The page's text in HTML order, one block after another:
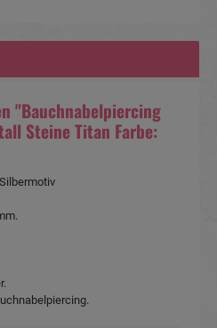
"Bauchnabelpiercing
Steine Titan Farbe: